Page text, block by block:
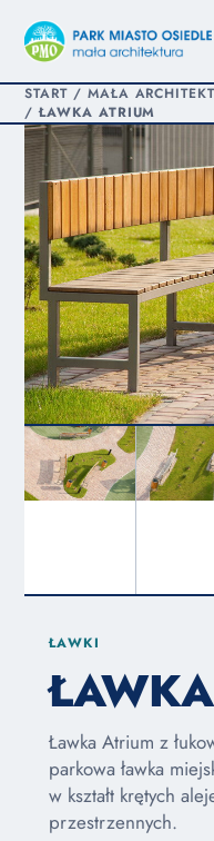
START/ MAŁA
/ŁAWKA ATRIUM
ŁAWKI
Ławka Atrium z
parkowa ławka
w kształt krętych
przestrzennych.